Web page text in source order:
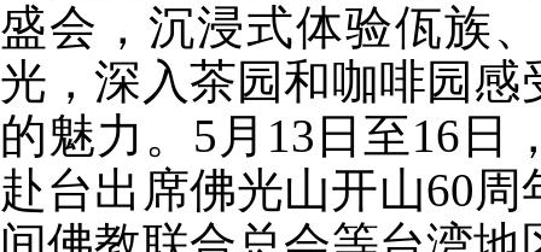
盛会，沉浸式体验佤族
光，深入茶园和咖啡园
的魅力。5月13日至16日
赴台出席佛光山开山60